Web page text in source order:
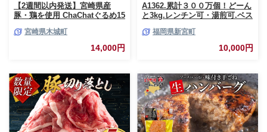
【2週間以内発送】宮崎県産
豚・鶏を使用 ChaChatぐるめ15
_K16_0040_4
宮崎県木城町
14,000円
A1362.累計３００万個！どーん
と3kg.レンチン可・湯煎可.ベス
【150g×20個】【訳あり】【北
海道・沖縄・離島へ配送不可】
福岡県新宮町
10,000円